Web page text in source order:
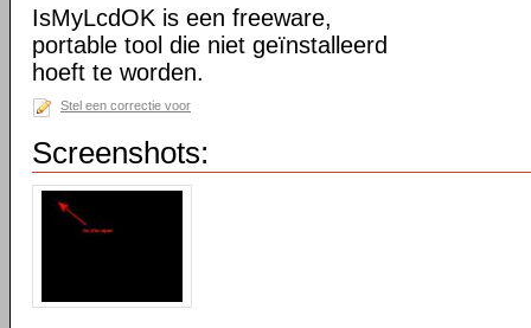
IsMyLcdOK is een freeware,
portable tool die niet geïnstalleerd
hoeft te worden.
Stel een correctie voor
Screenshots: